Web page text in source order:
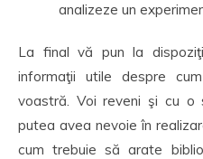
analizeze un
La final vă pun la
informaţii utile despre
voastră. Voi reveni şi cu
putea avea nevoie în
cum trebuie să arate